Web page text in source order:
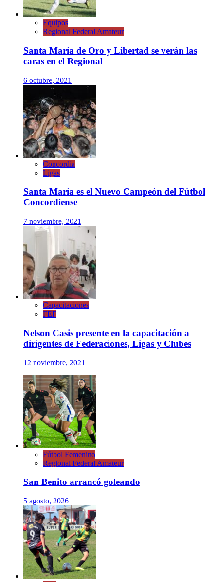
Equipos
Regional Federal Amateur
Santa María de Oro y Libertad se verán las
caras en el Regional
6 octubre, 2021
Concordia
Ligas
Santa María es el Nuevo Campeón del Fútbol
Concordiense
7 noviembre, 2021
Capacitaciones
FEF
Nelson Casis presente en la capacitación a
dirigentes de Federaciones, Ligas y Clubes
12 noviembre, 2021
Fútbol Femenino
Regional Federal Amateur
San Benito arrancó goleando
5 agosto, 2026